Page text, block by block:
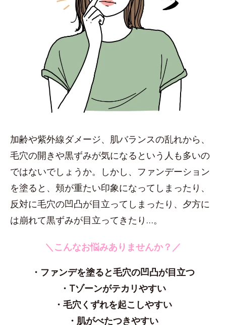
加齢や紫外線ダメージ、肌バランスの乱れから、
毛穴の開きや黒ずみが気になるという人も多いの
ではないでしょうか。しかし、ファンデーション
を塗ると、頬が重たい印象になってしまったり、
反対に毛穴の凹凸が目立ってしまったり、夕方に
は崩れて黒ずみが目立ってきたり…。
＼こんなお悩みありませんか？／
・ファンデを塗ると毛穴の凹凸が目立つ
・Tゾーンがテカリやすい
・毛穴くずれを起こしやすい
・肌がべたつきやすい